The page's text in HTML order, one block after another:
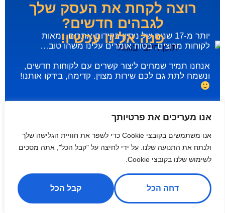
אנו מעריכים את פרטיותך
אנו משתמשים בקובצי Cookie כדי לשפר את חוויית הגלישה שלך
ולנתח את התנועה שלנו. על ידי לחיצה על "קבל הכל", אתה מסכים
לשימוש שלנו בקובצי Cookie.
דחה הכל קבל הכל
רוצה לקחת את העסק שלך
לגבהים חדשים?
פנה אלינו עכשיו!
יותר מ-17 שנים של ניסיון בקידום אתרים, ומאות
לקוחות מרוצים, בטוח אומרים עלינו משהו טוב…
אנחנו תמיד שמחים ליצור קשרים עם לקוחות חדשים,
ונשמח לתת גם לכם שירות מצוין. קדימה, בידקו אותנו!
שליחה